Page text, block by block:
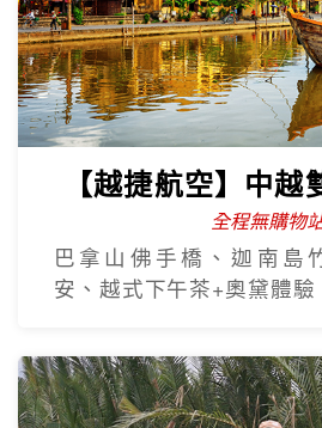
【越捷航空】中越
全程無購物
巴拿山佛手橋、迦南島
安、越式下午茶+奧黛體